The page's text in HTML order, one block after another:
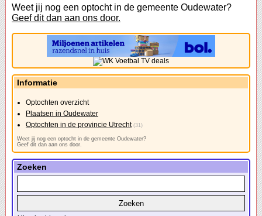
Weet jij nog een optocht in de gemeente Oudewater?
Geef dit dan aan ons door.
Informatie
Optochten overzicht
Plaatsen in Oudewater
Optochten in de provincie Utrecht (31)
Weet jij nog een optocht in de gemeente Oudewater?
Geef dit dan aan ons door.
Zoeken